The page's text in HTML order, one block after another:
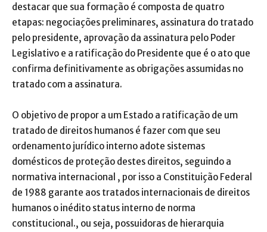
destacar que sua formação é composta de quatro
etapas: negociações preliminares, assinatura do tratado
pelo presidente, aprovação da assinatura pelo Poder
Legislativo e a ratificação do Presidente que é o ato que
confirma definitivamente as obrigações assumidas no
tratado com a assinatura.
O objetivo de propor a um Estado a ratificação de um
tratado de direitos humanos é fazer com que seu
ordenamento jurídico interno adote sistemas
domésticos de proteção destes direitos, seguindo a
normativa internacional , por isso a Constituição Federal
de 1988 garante aos tratados internacionais de direitos
humanos o inédito status interno de norma
constitucional., ou seja, possuidoras de hierarquia